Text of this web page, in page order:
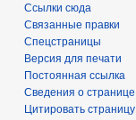
Ссылки сюда
Связанные правки
Спецстраницы
Версия для печати
Постоянная ссылка
Сведения о странице
Цитировать страницу